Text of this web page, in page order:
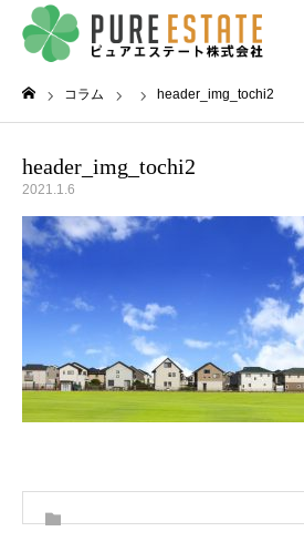
コラム header_img_tochi2
header_img_tochi2
2021.1.6